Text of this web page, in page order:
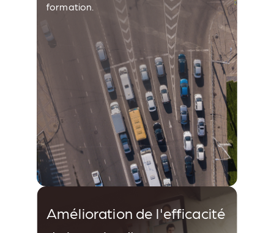
formation.
Amélioration de l'efficacité